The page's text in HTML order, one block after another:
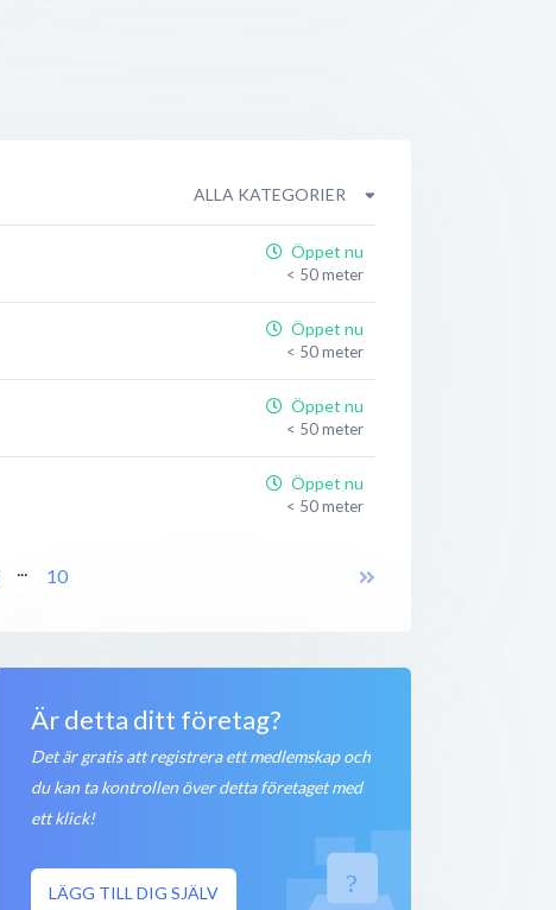
ALLA KATEGORIER
Öppet nu
< 50 meter
Öppet nu
< 50 meter
Öppet nu
< 50 meter
Öppet nu
< 50 meter
< 50 meter
Öppet nu
< 50 meter
... 10
Är detta ditt företag?
Det är gratis att registrera ett medlemskap och
du kan ta kontrollen över detta företaget med
ett klick!
LÄGG TILL DIG SJÄLV